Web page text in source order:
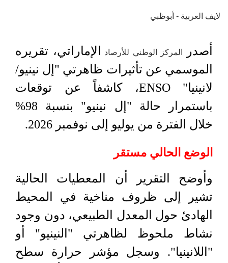
لايف العربية - أبوظبي
أصدر المركز الوطني للأرصاد
الإماراتي، تقريره
الموسمي عن تأثيرات ظاهرتي "إل نينيو/
لانينيا" ENSO، كاشفاً عن توقعات
باستمرار حالة "إل نينيو" بنسبة 98%
خلال الفترة من يوليو إلى نوفمبر 2026.
الوضع الحالي مستقر
وأوضح التقرير أن المعطيات الحالية
تشير إلى ظروف مناخية في المحيط
الهادئ حول المعدل الطبيعي، دون وجود
نشاط ملحوظ لظاهرتي "النينيو" أو
"اللانينيا". وسجل مؤشر حرارة سطح